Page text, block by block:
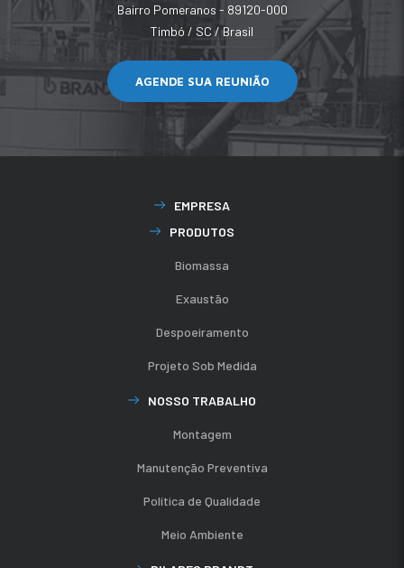
Bairro Pomeranos - 89120-000
Timbó / SC / Brasil
AGENDE SUA REUNIÃO
EMPRESA
PRODUTOS
Biomassa
Exaustão
Despoeiramento
Projeto Sob Medida
NOSSO TRABALHO
Montagem
Manutenção Preventiva
Política de Qualidade
Meio Ambiente